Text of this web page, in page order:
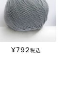
¥792税込